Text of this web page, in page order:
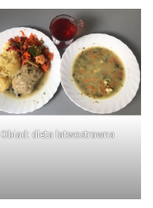
Obiad: dieta łatwostrawna